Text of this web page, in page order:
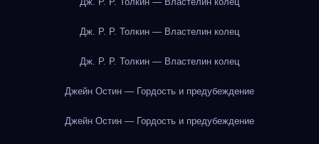
Дж. Р. Р. Толкин — Властелин колец
Дж. Р. Р. Толкин — Властелин колец
Джейн Остин — Гордость и предубеждение
Джейн Остин — Гордость и предубеждение